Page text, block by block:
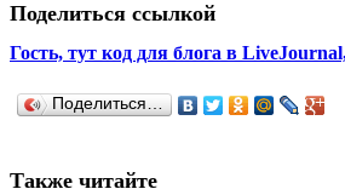
Поделиться ссылкой
Гость, тут код для блога в
Поделиться…
Также читайте